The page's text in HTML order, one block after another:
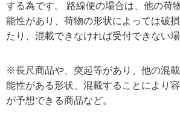
する為です。 路線便の場合は、他の荷
能性があり、荷物の形状によっては破
たり、混載できなければ受付できない場
※長尺商品や、突起等があり、他の混
能性がある形状、混載することにより
が予想できる商品など。